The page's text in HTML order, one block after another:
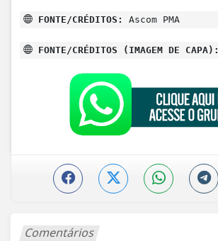
FONTE/CRÉDITOS: Ascom PMA
FONTE/CRÉDITOS (IMAGEM DE CAPA):
Comentários